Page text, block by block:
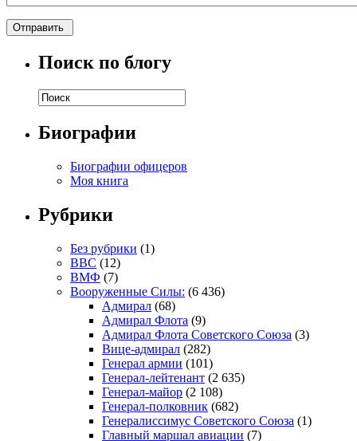
Поиск по блогу
Биографии
Биографии офицеров
Моя книга
Рубрики
Без рубрики (1)
ВВС (12)
ВМФ (7)
Вооруженные Силы: (6 436)
Адмирал (68)
Адмирал Флота (9)
Адмирал Флота Советского Союза (3)
Вице-адмирал (282)
Генерал армии (101)
Генерал-лейтенант (2 635)
Генерал-майор (2 108)
Генерал-полковник (682)
Генералиссимус Советского Союза (1)
Главный маршал авиации (7)